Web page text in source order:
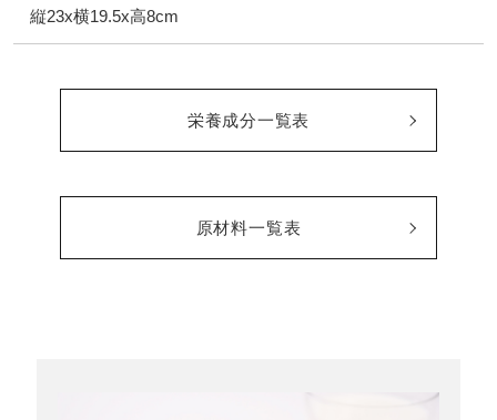
縦23x横19.5x高8cm
栄養成分一覧表
原材料一覧表